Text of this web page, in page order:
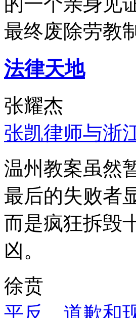
最终废除劳教
法律天地
张耀杰
张凯律师与浙
温州教案虽然
最后的失败者
而是疯狂拆毁
凶。
徐贲
平反、道歉和